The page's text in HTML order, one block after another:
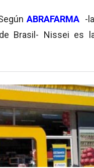
ABRAFARMA -
Brasil- Nissei es